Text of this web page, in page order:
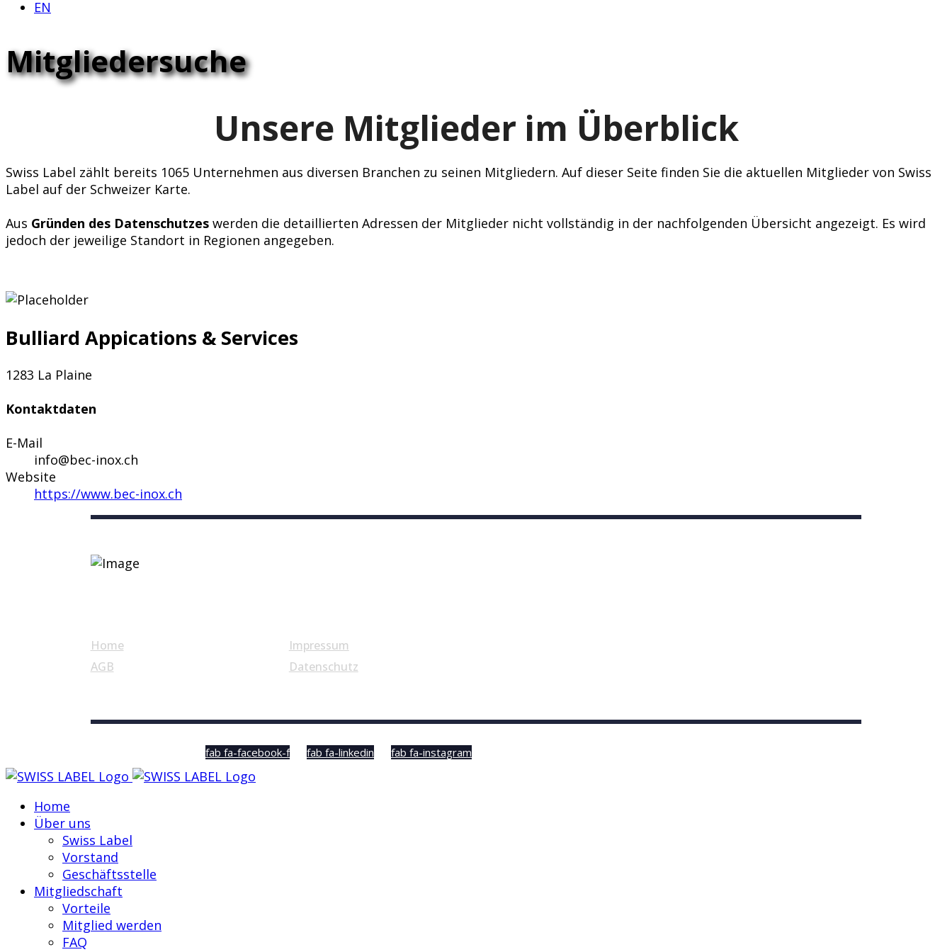
EN
Mitgliedersuche
Unsere Mitglieder im Überblick
Swiss Label zählt bereits 1065 Unternehmen aus diversen Branchen zu seinen Mitgliedern. Auf dieser Seite finden Sie die aktuellen Mitglieder von Swiss
Label auf der Schweizer Karte.
Aus Gründen des Datenschutzes werden die detaillierten Adressen der Mitglieder nicht vollständig in der nachfolgenden Übersicht angezeigt. Es wird
jedoch der jeweilige Standort in Regionen angegeben.
Bulliard Appications & Services
1283 La Plaine
Kontaktdaten
E-Mail
info@bec-inox.ch
Website
https://www.bec-inox.ch
Home
AGB
Impressum
Datenschutz
fab fa-facebook-f fab fa-linkedin fab fa-instagram
Home
Über uns
Swiss Label
Vorstand
Geschäftsstelle
Mitgliedschaft
Vorteile
Mitglied werden
FAQ